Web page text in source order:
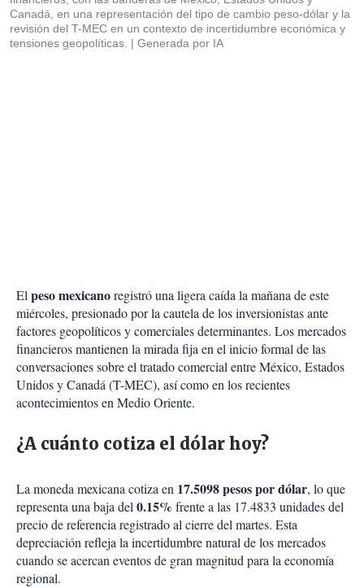
Canadá, en una representación del tipo de cambio peso-dólar y la
revisión del T-MEC en un contexto de incertidumbre económica y
tensiones geopolíticas.
Generada por IA
Elpeso mexicanoregistró una ligera caída la mañana de este
miércoles, presionado por la cautela de los inversionistas ante
factores geopolíticos y comerciales determinantes. Los mercados
financieros mantienen la mirada fija en el inicio formal de las
conversaciones sobre el tratado comercial entre México, Estados
Unidos y Canadá (T-MEC), así como en los recientes
acontecimientos en Medio Oriente.
¿A cuánto cotiza el dólar hoy?
La moneda mexicana cotiza en 17.5098 pesos por dólar, lo que
representa una baja del0.15% frente a las 17.4833 unidades del
precio de referencia registrado al cierre del martes. Esta
depreciación refleja la incertidumbre natural de los mercados
cuando se acercan eventos de gran magnitud para la economía
regional.